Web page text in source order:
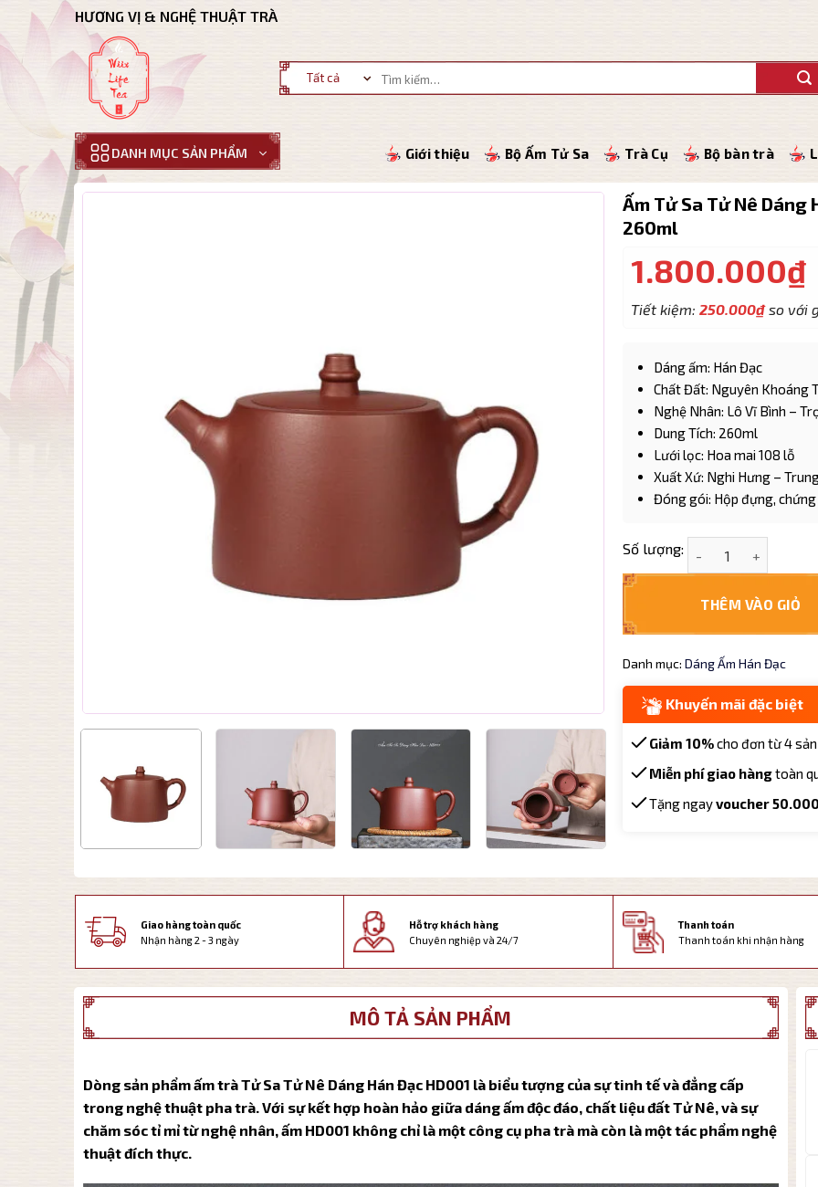
qua
nội
HƯƠNG VỊ & NGHỆ THUẬT TRÀ
kiếm:
DANH MỤC SẢN PHẨM Giới thiệu Bộ Ấm Tử Sa Trà Cụ Bộ bàn trà
Ấm Tử Sa Tử Nê Dáng
260ml
1.800.000₫
Tiết kiệm: 250.000₫so với
Dáng ấm: Hán Đạc
Chất Đất: Nguyên Khoáng
Nghệ Nhân: Lô Vĩ Bình –
Dung Tích: 260ml
Lưới lọc: Hoa mai 108 lỗ
Xuất Xứ: Nghi Hưng –
Đóng gói: Hộp đựng,
Số lượng:
THÊM VÀO GIỎ
Danh mục: Dáng Ấm Hán Đạc
Khuyến mãi đặc biệt
Giảm 10%cho đơn từ 4
Miễn phí giao hàngtoàn
Tặng ngayvoucher
Giao hàng toàn quốc
Nhận hàng 2 - 3 ngày
Hỗ trợ khách hàng
Chuyên nghiệp và 24/7
Thanh toán
Thanh toán khi nhận hàng
MÔ TẢ SẢN PHẨM
Dòng sản phẩm ấm trà Tử Sa Tử Nê Dáng Hán Đạc HD001 là biểu tượng của sự tinh tế và đẳng cấp
trong nghệ thuật pha trà. Với sự kết hợp hoàn hảo giữa dáng ấm độc đáo, chất liệu đất Tử Nê, và sự
chăm sóc tỉ mỉ từ nghệ nhân, ấm HD001 không chỉ là một công cụ pha trà mà còn là một tác phẩm nghệ
thuật đích thực.